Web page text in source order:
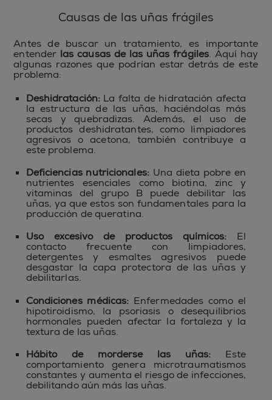
Causas de las uñas frágiles
Antes de buscar un tratamiento, es importante
entender las causas de las uñas frágiles. Aquí hay
algunas razones que podrían estar detrás de este
problema:
Deshidratación: La falta de hidratación afecta
la estructura de las uñas, haciéndolas más
secas y quebradizas. Además, el uso de
productos deshidratantes, como limpiadores
agresivos o acetona, también contribuye a
este problema.
Deficiencias nutricionales:Una dieta pobre en
nutrientes esenciales como biotina, zinc y
vitaminas del grupo B puede debilitar las
uñas, ya que estos son fundamentales para la
producción de queratina.
Uso excesivo de productos químicos: El
contacto frecuente con limpiadores,
detergentes y esmaltes agresivos puede
desgastar la capa protectora de las uñas y
debilitarlas.
Condiciones médicas: Enfermedades como el
hipotiroidismo, la psoriasis o desequilibrios
hormonales pueden afectar la fortaleza y la
textura de las uñas.
Hábito de morderse las uñas: Este
comportamiento genera microtraumatismos
constantes y aumenta el riesgo de infecciones,
debilitando aún más las uñas.